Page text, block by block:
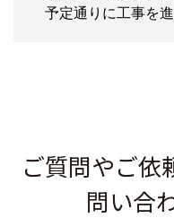
予定通りに工事を
ご質問やご依
問い合